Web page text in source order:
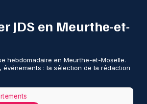
JDS en Meurthe-et-
hebdomadaire en Meurthe-et-Moselle.
événements : la sélection de la rédaction